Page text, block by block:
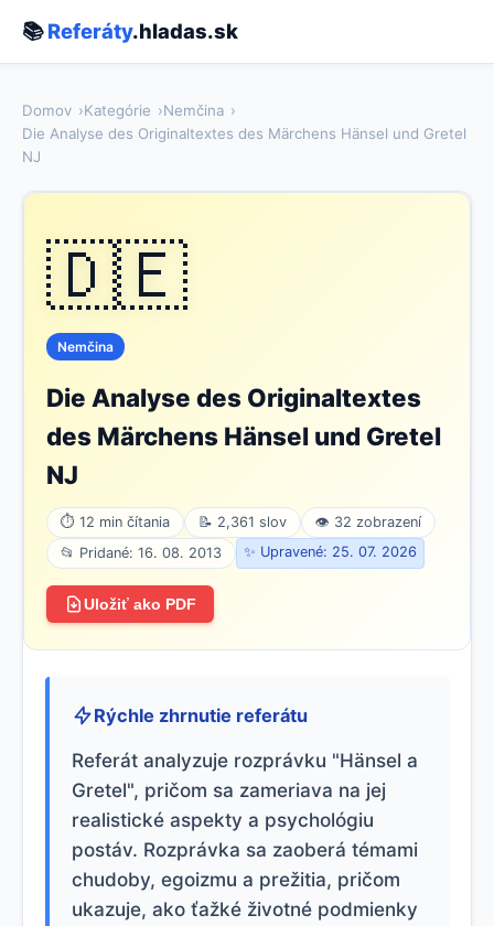
📚Referáty.hladas.sk
Domov Kategórie
Nemčina
Die Analyse des Originaltextes des Märchens Hänsel und Gretel
NJ
🇩🇪
Nemčina
Die Analyse des Originaltextes
des Märchens Hänsel und Gretel
NJ
⏱ 12 min čítania 📝 2,361 slov
👁 32 zobrazení
📂 Pridané: 16. 08. 2013
✨ Upravené: 25. 07. 2026
Uložiť ako PDF
Rýchle zhrnutie referátu
Referát analyzuje rozprávku "Hänsel a
Gretel", pričom sa zameriava na jej
realistické aspekty a psychológiu
postáv. Rozprávka sa zaoberá témami
chudoby, egoizmu a prežitia, pričom
ukazuje, ako ťažké životné podmienky